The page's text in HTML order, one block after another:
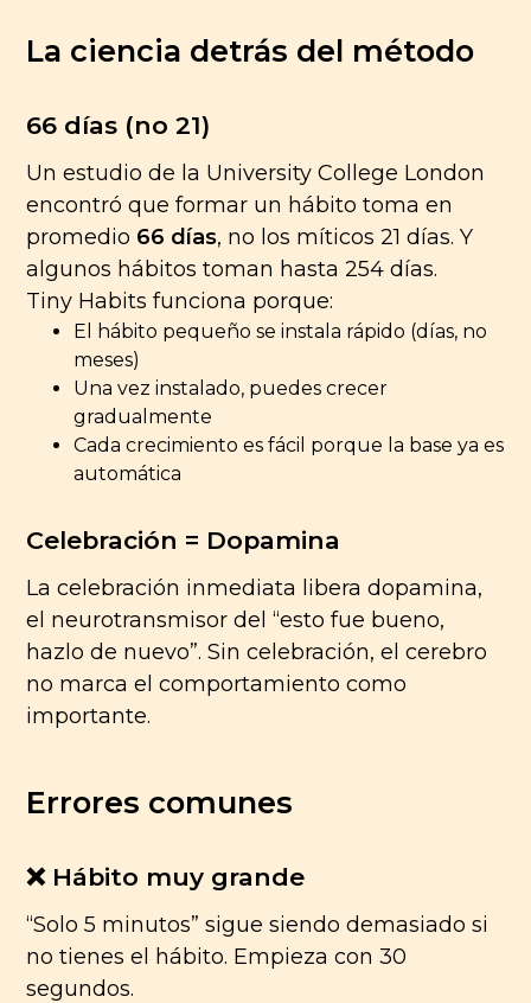
La ciencia detrás del método
66 días (no 21)
Un estudio de la University College London
encontró que formar un hábito toma en
promedio 66 días, no los míticos 21 días. Y
algunos hábitos toman hasta 254 días.
Tiny Habits funciona porque:
El hábito pequeño se instala rápido (días, no
meses)
Una vez instalado, puedes crecer
gradualmente
Cada crecimiento es fácil porque la base ya es
automática
Celebración = Dopamina
La celebración inmediata libera dopamina,
el neurotransmisor del “esto fue bueno,
hazlo de nuevo”. Sin celebración, el cerebro
no marca el comportamiento como
importante.
Errores comunes
❌ Hábito muy grande
“Solo 5 minutos” sigue siendo demasiado si
no tienes el hábito. Empieza con 30
segundos.